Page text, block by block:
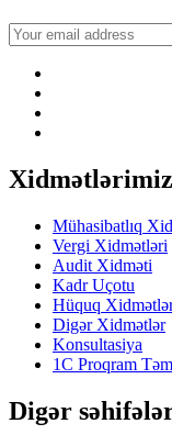
Xidmətlərimiz
Mühasibatlıq
Vergi Xidmətləri
Audit Xidməti
Kadr Uçotu
Hüquq
Digər Xidmətlər
Konsultasiya
1C Proqram
Digər